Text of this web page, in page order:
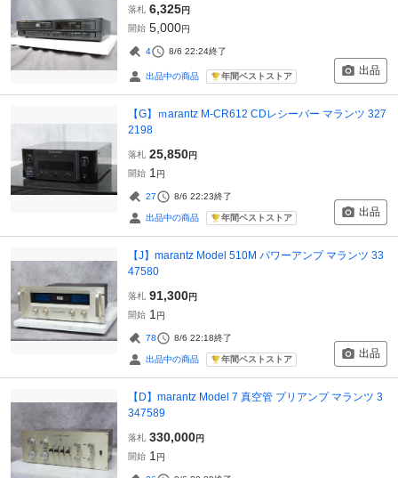
落札 6,325円
開始 5,000円
4 8/6 22:24終了
出品中の商品 年間ベストストア 出品
【G】ｍarantz M-CR612 CDレシーバー マランツ 327
2198
落札 25,850円
開始 1 円
27 8/6 22:23終了
出品中の商品 年間ベストストア 出品
【J】marantz Model 510M パワーアンプ マランツ 33
47580
落札 91,300円
開始 1 円
78 8/6 22:18終了
出品中の商品 年間ベストストア 出品
【D】marantz Model 7 真空管 プリアンプ マランツ 3
347589
落札 330,000円
開始 1 円